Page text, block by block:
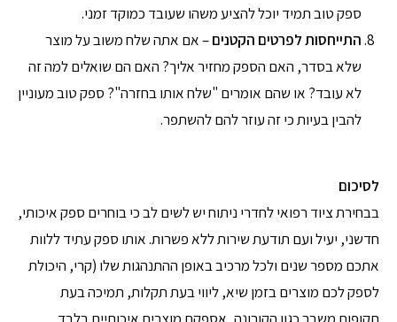
ספק טוב תמיד יוכל להציע משהו שעובד כמוקד זמני.
התייחסות לפרטים הקטנים– אם אתה שלח משוב על מוצר
שלא בסדר, האם הספק מחזיר אליך? האם הם שואלים למה זה
לא עובד? או שהם אומרים "שלח אותו בחזרה"? ספק טוב מעוניין
להבין בעיות כי זה עוזר להם להשתפר.
לסיכום
בבחירת ציוד רפואי לחדרי ניתוח יש לשים לב כי בוחרים ספק איכותי,
חדשני, יעיל ועם תודעת שירות ללא פשרות. אותו ספק עתיד ללוות
אתכם מספר שנים ולכל מרכיב באופן ההתנהגות שלו (קרי, היכולת
לספק לכם מוצרים בזמן שיא, ליווי בעת תקלות, תמיכה בעת